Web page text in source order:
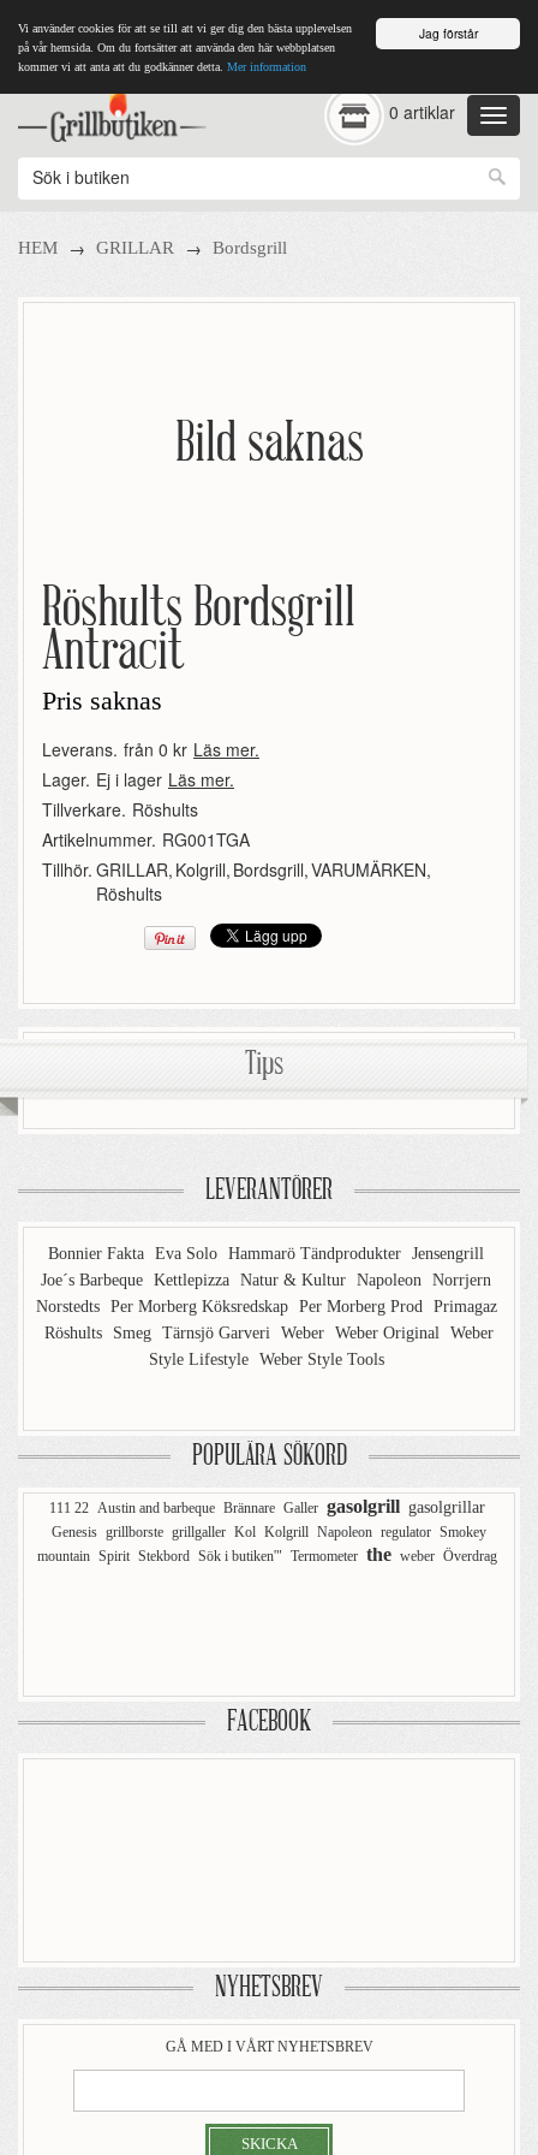
Jag förstår
Vi använder cookies för att se till att vi ger dig den bästa upplevelsen
på vår hemsida. Om du fortsätter att använda den här webbplatsen
kommer vi att anta att du godkänner detta. Mer information
0 artiklar
HEM → GRILLAR → Bordsgrill
Bild saknas
Röshults Bordsgrill
Antracit
Pris saknas
Leverans. från 0 kr Läs mer.
Lager. Ej i lager Läs mer.
Tillverkare. Röshults
Artikelnummer. RG001TGA
Tillhör. GRILLAR, Kolgrill, Bordsgrill,VARUMÄRKEN,
Röshults
Tips
LEVERANTÖRER
Bonnier Fakta Eva Solo Hammarö Tändprodukter Jensengrill
Joe´s Barbeque Kettlepizza Natur & Kultur Napoleon Norrjern
Norstedts Per Morberg Köksredskap Per Morberg Prod Primagaz
Röshults
Smeg Tärnsjö Garveri Weber Weber Original Weber
Style Lifestyle Weber Style Tools
POPULÄRA SÖKORD
111 22 Austin and barbeque Brännare Galler gasolgrill gasolgrillar
Genesis grillborste grillgaller Kol Kolgrill Napoleon regulator Smokey
mountain Spirit Stekbord Sök i butiken'" Termometer the weber Överdrag
FACEBOOK
NYHETSBREV
GÅ MED I VÅRT NYHETSBREV
SKICKA